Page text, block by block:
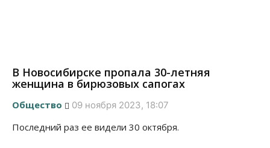
В Новосибирске пропала 30-летняя
женщина в бирюзовых сапогах
Общество 09 ноября 2023, 18:07
Последний раз ее видели 30 октября.